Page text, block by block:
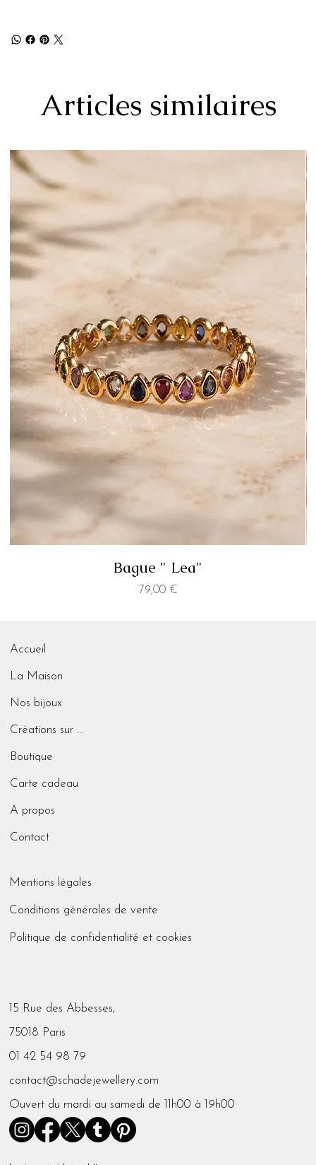
Articles similaires
Bague " Lea"
Prix
79,00 €
Accueil
La Maison
Nos bijoux
Créations sur mesure
Boutique
Carte cadeau
A propos
Contact
Mentions légales
Conditions générales de vente
Politique de confidentialité et cookies
15 Rue des Abbesses,
75018 Paris
01 42 54 98 79
contact@schadejewellery.com
Ouvert du mardi au samedi de 11h00 à 19h00